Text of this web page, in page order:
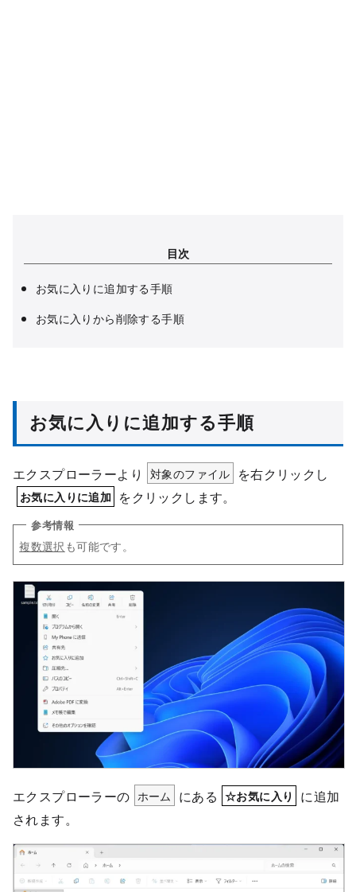
目次
お気に入りに追加する手順
お気に入りから削除する手順
お気に入りに追加する手順
エクスプローラーより 対象のファイル を右クリックし
お気に入りに追加 をクリックします。
複数選択も可能です。
エクスプローラーの ホーム にある ☆お気に入り
に追加
されます。